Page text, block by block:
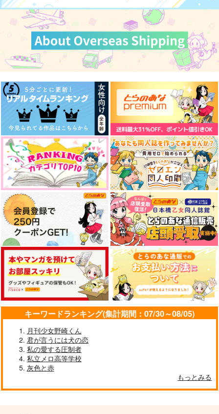
セタンタくんと！
472円（税込）
サンプル
作品詳細
The Triplets
Yoke
629円（税込）
サンプル
作品詳細
アザーワールドリーツ
アリズム
787円（税込）
クー・フーリン×エミヤ
サンプル
作品詳細
いつまでも気付かない
ゆきむい
220円（税込）
クー・フーリン×エミヤ
作品詳細
黄金の夢
御茶屋
330円（税込）
クー・フーリン×エミヤ
作品詳細
CHIKUKYU 2本目
鈴吉
715円（税込）
クー・フーリン×エミヤ
作品詳細
サンプル
カート
サンプル サンプル
余燼の呼び声
crosslogic
787円（税込）
Fate
クー・フーリン×エミヤ
サンプル
カート
世界の終わりで君を待
つ 後編-4
NNBV
専売 787円（税込）
Fate/Grand Order
クー・フーリン×エミヤ
サンプル
カート
世界の終わりで君を待
つ 後編-3
NNBV
専売 629円（税込）
Fate/Grand Order
クー・フーリン×エミヤ
サンプル
カート
つ 終末世界ガイド
キーワードランキング(集計期間：07/30～08/05)
月刊少女野崎くん
君が言うには犬の恋
私の愛する圧制者
私立メロ高等学校
灰色と赤
もっとみる